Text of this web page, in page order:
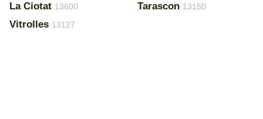
La Ciotat 13600
Vitrolles 13127
Tarascon 13150